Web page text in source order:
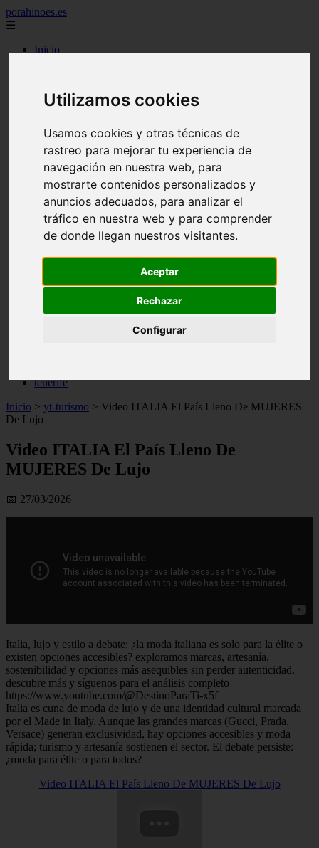
Utilizamos cookies
Usamos cookies y otras técnicas de
rastreo para mejorar tu experiencia de
navegación en nuestra web, para
mostrarte contenidos personalizados y
anuncios adecuados, para analizar el
tráfico en nuestra web y para comprender
de donde llegan nuestros visitantes.
Aceptar
Rechazar
Configurar
porahinoes.es
☰
Inicio
benidorm
c cordoba
c entre rios
c generalidades del pais
c mendoza
c neuquen
c provincias
c rio negro
c santa fe
c tierra de fuego
c tucuman
c zona austral
destinos
tenerife
Inicio > yt-turismo > Video ITALIA El País Lleno De MUJERES
De Lujo
Video ITALIA El País Lleno De
MUJERES De Lujo
📅 27/03/2026
Italia, lujo y estilo a debate: ¿la moda italiana es solo para la élite o
existen opciones accesibles? exploramos marcas, artesanía,
sostenibilidad y opciones más asequibles sin perder autenticidad.
descubre más y síguenos para el análisis completo
https://www.youtube.com/@DestinoParaTi-x5f
Italia es cuna de moda de lujo y de una identidad cultural marcada
por el Made in Italy. Aunque las grandes marcas (Gucci, Prada,
Versace) generan exclusividad, hay opciones accesibles y moda
rápida; turismo y artesanía sostienen el sector. El debate persiste:
¿moda para élite o para todos?
Video ITALIA El País Lleno De MUJERES De Lujo